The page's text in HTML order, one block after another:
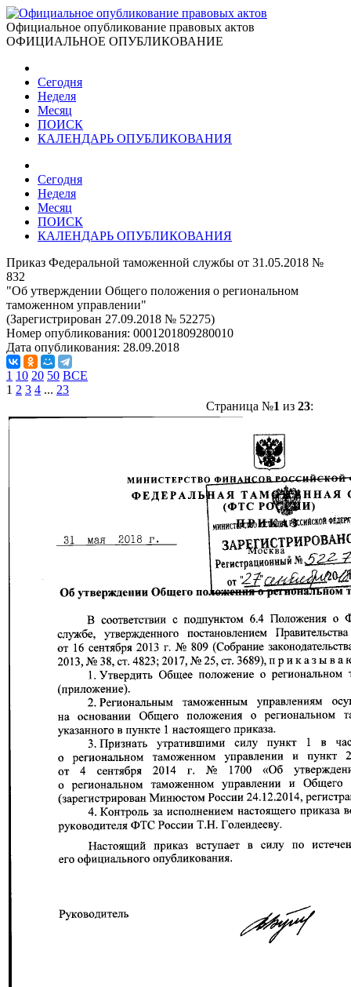
Официальное опубликование правовых актов
ОФИЦИАЛЬНОЕ ОПУБЛИКОВАНИЕ
Сегодня
Неделя
Месяц
ПОИСК
КАЛЕНДАРЬ ОПУБЛИКОВАНИЯ
Сегодня
Неделя
Месяц
ПОИСК
КАЛЕНДАРЬ ОПУБЛИКОВАНИЯ
Приказ Федеральной таможенной службы от 31.05.2018 №
832
"Об утверждении Общего положения о региональном
таможенном управлении"
(Зарегистрирован 27.09.2018 № 52275)
Номер опубликования: 0001201809280010
Дата опубликования: 28.09.2018
1 10 20 50 ВСЕ
1 2 3 4 ... 23
Страница №1 из 23: